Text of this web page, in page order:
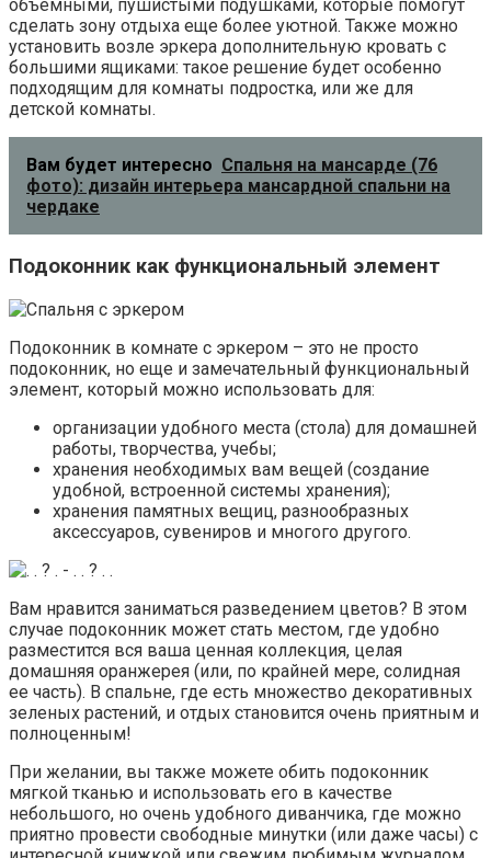
объемными, пушистыми подушками, которые помогут
сделать зону отдыха еще более уютной. Также можно
установить возле эркера дополнительную кровать с
большими ящиками: такое решение будет особенно
подходящим для комнаты подростка, или же для
детской комнаты.
Вам будет интересно Спальня на мансарде (76
фото): дизайн интерьера мансардной спальни на
чердаке
Подоконник как функциональный элемент
Подоконник в комнате с эркером – это не просто
подоконник, но еще и замечательный функциональный
элемент, который можно использовать для:
организации удобного места (стола) для домашней
работы, творчества, учебы;
хранения необходимых вам вещей (создание
удобной, встроенной системы хранения);
хранения памятных вещиц, разнообразных
аксессуаров, сувениров и многого другого.
Вам нравится заниматься разведением цветов? В этом
случае подоконник может стать местом, где удобно
разместится вся ваша ценная коллекция, целая
домашняя оранжерея (или, по крайней мере, солидная
ее часть). В спальне, где есть множество декоративных
зеленых растений, и отдых становится очень приятным и
полноценным!
При желании, вы также можете обить подоконник
мягкой тканью и использовать его в качестве
небольшого, но очень удобного диванчика, где можно
приятно провести свободные минутки (или даже часы) с